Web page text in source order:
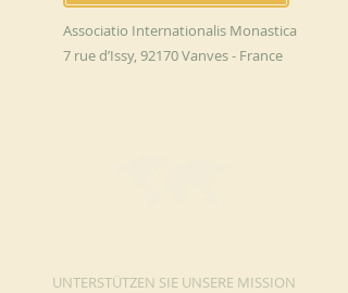
Associatio Internationalis Monastica
7 rue d’Issy, 92170 Vanves - France
UNTERSTÜTZEN SIE UNSERE MISSION